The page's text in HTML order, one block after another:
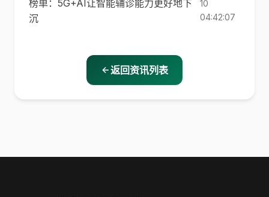
榜单：5G+AI让智能辅诊能力更好地下
沉
10
04:42:07
返回资讯列表